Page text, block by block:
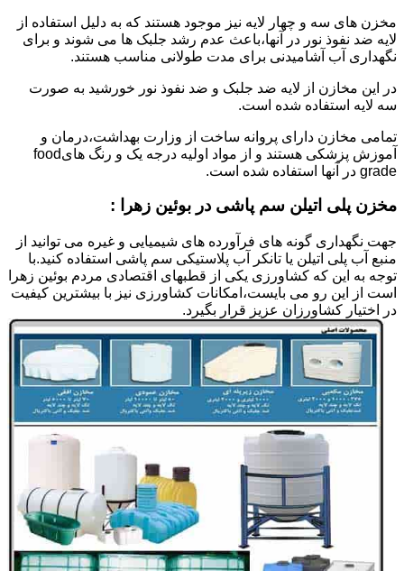
مخزن های سه و چهار لایه نیز موجود هستند که به دلیل استفاده از
لایه ضد نفوذ نور در آنها،باعث عدم رشد جلبک ها می شوند و برای
نگهداری آب آشامیدنی برای مدت طولانی مناسب هستند.
در این مخازن از لایه ضد جلبک و ضد نفوذ نور خورشید به صورت
سه لایه استفاده شده است.
تمامی مخازن دارای پروانه ساخت از وزارت بهداشت،درمان و
آموزش پزشکی هستند و از مواد اولیه درجه یک و رنگ هایfood
grade در آنها استفاده شده است.
مخزن پلی اتیلن سم پاشی در بوئین زهرا :
جهت نگهداری گونه های فرآورده های شیمیایی و غیره می توانید از
منبع آب پلی اتیلن یا تانکر آب پلاستیکی سم پاشی استفاده کنید.با
توجه به این که کشاورزی یکی از قطبهای اقتصادی مردم بوئین زهرا
است از این رو می بایست،امکانات کشاورزی نیز با بیشترین کیفیت
در اختیار کشاورزان عزیز قرار بگیرد.